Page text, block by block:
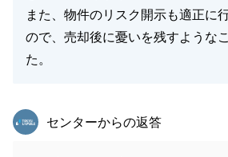
また、物件のリスク開示も適正に
ので、売却後に憂いを残すような
た。
東急リバブル
センターからの返答